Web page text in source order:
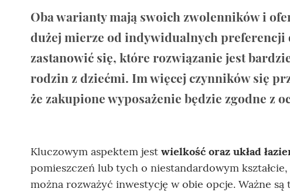
Oba warianty mają swoich zwolenników i
dużej mierze od indywidualnych preferencji
zastanowić się, które rozwiązanie jest
rodzin z dziećmi. Im więcej czynników się
że zakupione wyposażenie będzie zgodne z
Kluczowym aspektem jest wielkość oraz układ
pomieszczeń lub tych o niestandardowym
można rozważyć inwestycję w obie opcje. Ważne